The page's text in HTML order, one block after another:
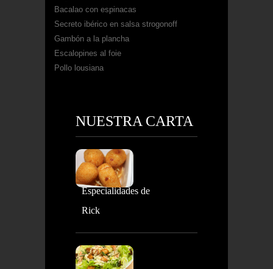
Bacalao con espinacas
Secreto ibérico en salsa strogonoff
Gambón a la plancha
Escalopines al foie
Pollo lousiana
NUESTRA CARTA
Especialidades de
Rick